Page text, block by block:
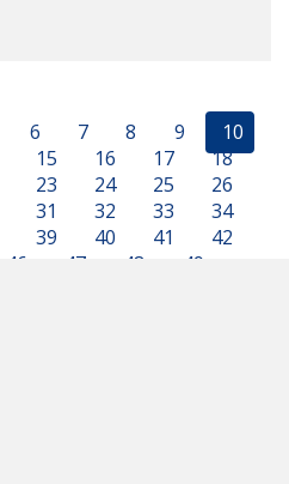
6 7 8 9
10
15 16 17
18
23 24 25
26
31 32 33
34
39 40 41
42
46 47 48 49